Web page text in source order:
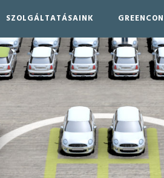
SZOLGÁLTATÁSAINK